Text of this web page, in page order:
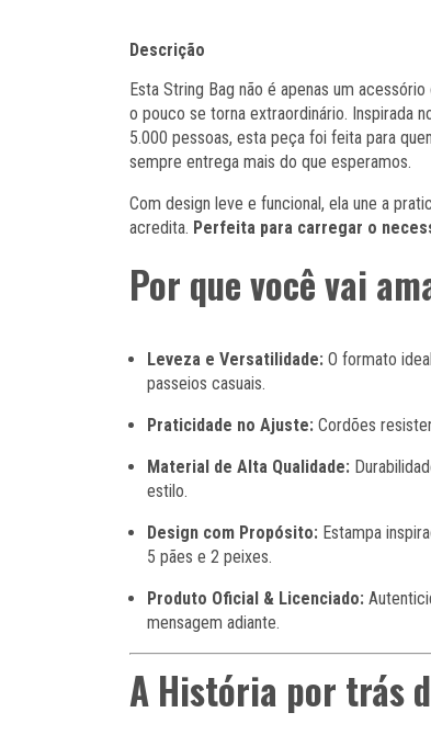
Descrição
Esta String Bag não é apenas um
o pouco se torna extraordinário. Inspirada
5.000 pessoas, esta peça foi feita para
sempre entrega mais do que esperamos.
Com design leve e funcional, ela une a
acredita. Perfeita para carregar o
Por que você vai
Leveza e Versatilidade: O formato
passeios casuais.
Praticidade no Ajuste: Cordões
Material de Alta Qualidade:
estilo.
Design com Propósito: Estampa
5 pães e 2 peixes.
Produto Oficial & Licenciado:
mensagem adiante.
A História por trás